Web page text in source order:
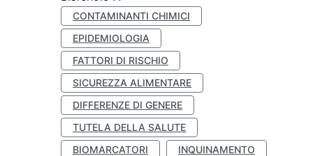
CONTAMINANTI CHIMICI
EPIDEMIOLOGIA
FATTORI DI RISCHIO
SICUREZZA ALIMENTARE
DIFFERENZE DI GENERE
TUTELA DELLA SALUTE
BIOMARCATORI
INQUINAMENTO